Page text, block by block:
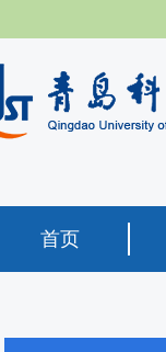
首页